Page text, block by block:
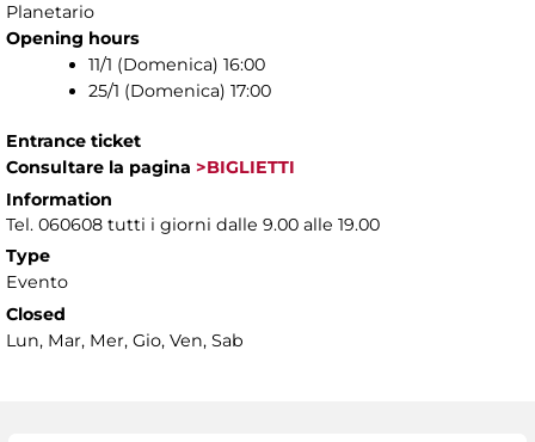
Planetario
Opening hours
11/1 (Domenica) 16:00
25/1 (Domenica) 17:00
Entrance ticket
Consultare la pagina >BIGLIETTI
Information
Tel. 060608 tutti i giorni dalle 9.00 alle 19.00
Type
Evento
Closed
Lun, Mar, Mer, Gio, Ven, Sab